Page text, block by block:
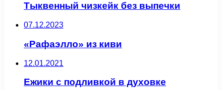
Тыквенный чизкейк без выпечки
07.12.2023
«Рафаэлло» из киви
12.01.2021
Ежики с подливкой в духовке